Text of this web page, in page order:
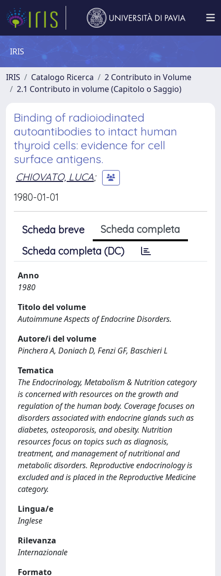
IRIS
IRIS Catalogo Ricerca
2 Contributo in Volume
2.1 Contributo in volume (Capitolo o Saggio)
Binding of radioiodinated
autoantibodies to intact human
thyroid cells: evidence for cell
surface antigens.
CHIOVATO, LUCA;
1980-01-01
Scheda breve
Scheda completa
Scheda completa (DC)
Anno
1980
Titolo del volume
Autoimmune Aspects of Endocrine Disorders.
Autore/i del volume
Pinchera A, Doniach D, Fenzi GF, Baschieri L
Tematica
The Endocrinology, Metabolism & Nutrition category
is concerned with resources on the growth and
regulation of the human body. Coverage focuses on
disorders associated with endocrine glands such as
diabetes, osteoporosis, and obesity. Nutrition
resources focus on topics such as diagnosis,
treatment, and management of nutritional and
metabolic disorders. Reproductive endocrinology is
excluded and is placed in the Reproductive Medicine
category.
Lingua/e
Inglese
Rilevanza
Internazionale
Formato